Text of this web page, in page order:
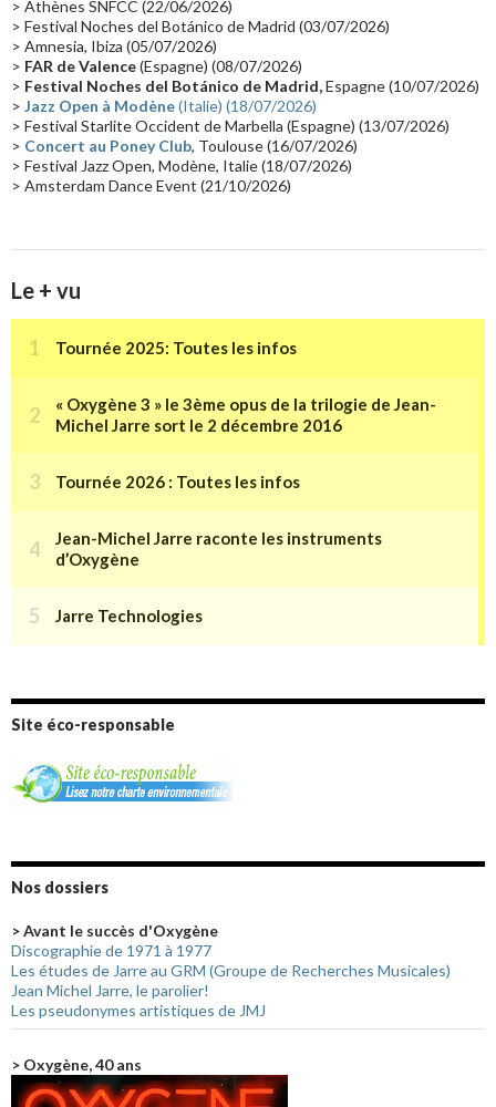
Les concerts en Chine(16) Cinéma
Synthé Roland(15) Belgique(15)
(14) Astronomie (14) (14)
Tournée 2025(14) 2024(14) Chine(13)
> Athènes SNFCC (22/06/2026)
> Festival Noches del Botánico de Madrid (03/07/2026)
> Amnesia, Ibiza (05/07/2026)
> FAR de Valence(Espagne) (08/07/2026)
> Festival Noches del Botánico de Madrid,Espagne (10/07/2026)
> Jazz Open à Modène(Italie) (18/07/2026)
> Festival Starlite Occident de Marbella (Espagne) (13/07/2026)
> Concert au Poney Club, Toulouse (16/07/2026)
> Festival Jazz Open, Modène, Italie (18/07/2026)
> Amsterdam Dance Event (21/10/2026)
Le + vu
Site éco-responsable
Nos dossiers
> Avant le succès d'Oxygène
Discographie de 1971 à 1977
Les études de Jarre au GRM (Groupe de Recherches Musicales)
Jean Michel Jarre, le parolier!
Les pseudonymes artistiques de JMJ
> Oxygène, 40 ans